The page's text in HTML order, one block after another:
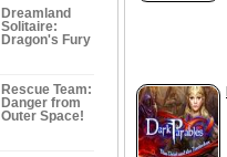
Dreamland
Solitaire:
Dragon's Fury
Rescue Team:
Danger from
Outer Space!